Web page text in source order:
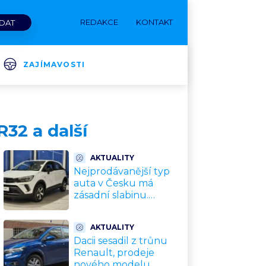
REDAKCE KONTAKT
ZAJÍMAVOSTI
a další
AKTUALITY
Nejprodávanější typ
auta v Česku má
zásadní slabinu.
být nejsilnější
AKTUALITY
Dacii sesadil z trůnu
Renault, prodeje